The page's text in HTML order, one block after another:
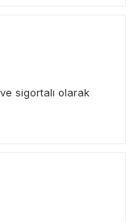
sigortalı olarak